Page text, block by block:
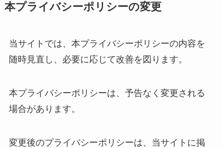
本プライバシーポリシーの変更
当サイトでは、本プライバシーポリシーの内容を
随時見直し、必要に応じて改善を図ります。
本プライバシーポリシーは、予告なく変更される
場合があります。
変更後のプライバシーポリシーは、当サイトに掲